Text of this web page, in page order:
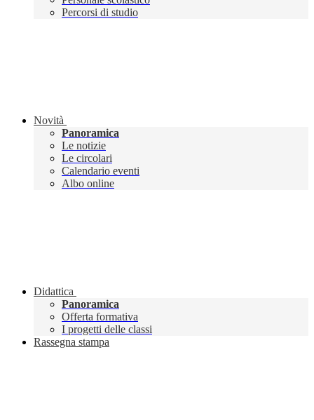
Percorsi di studio
Novità
Panoramica
Le notizie
Le circolari
Calendario eventi
Albo online
Didattica
Panoramica
Offerta formativa
I progetti delle classi
Rassegna stampa